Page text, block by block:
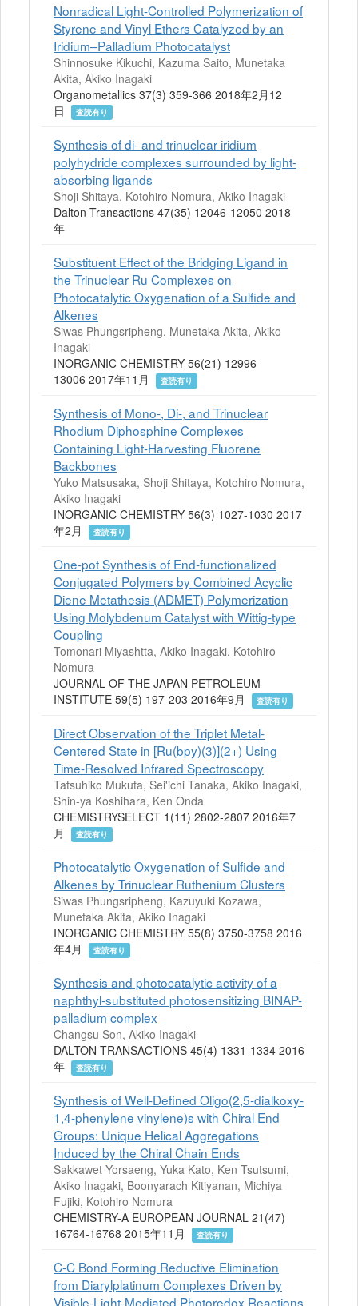
Nonradical Light-Controlled Polymerization of
Styrene and Vinyl Ethers Catalyzed by an
Iridium–Palladium Photocatalyst
Shinnosuke Kikuchi, Kazuma Saito, Munetaka
Akita, Akiko Inagaki
Organometallics 37(3) 359-366 2018年2月12
日
査読有り
Synthesis of di- and trinuclear iridium
polyhydride complexes surrounded by light-
absorbing ligands
Shoji Shitaya, Kotohiro Nomura, Akiko Inagaki
Dalton Transactions 47(35) 12046-12050 2018
年
Substituent Effect of the Bridging Ligand in
the Trinuclear Ru Complexes on
Photocatalytic Oxygenation of a Sulfide and
Alkenes
Siwas Phungsripheng, Munetaka Akita, Akiko
Inagaki
INORGANIC CHEMISTRY 56(21) 12996-
13006 2017年11月
査読有り
Synthesis of Mono-, Di-, and Trinuclear
Rhodium Diphosphine Complexes
Containing Light-Harvesting Fluorene
Backbones
Yuko Matsusaka, Shoji Shitaya, Kotohiro Nomura,
Akiko Inagaki
INORGANIC CHEMISTRY 56(3) 1027-1030 2017
年2月
査読有り
One-pot Synthesis of End-functionalized
Conjugated Polymers by Combined Acyclic
Diene Metathesis (ADMET) Polymerization
Using Molybdenum Catalyst with Wittig-type
Coupling
Tomonari Miyashtta, Akiko Inagaki, Kotohiro
Nomura
JOURNAL OF THE JAPAN PETROLEUM
INSTITUTE 59(5) 197-203 2016年9月
査読有り
Direct Observation of the Triplet Metal-
Centered State in [Ru(bpy)(3)](2+) Using
Time-Resolved Infrared Spectroscopy
Tatsuhiko Mukuta, Sei'ichi Tanaka, Akiko Inagaki,
Shin-ya Koshihara, Ken Onda
CHEMISTRYSELECT 1(11) 2802-2807 2016年7
月
査読有り
Photocatalytic Oxygenation of Sulfide and
Alkenes by Trinuclear Ruthenium Clusters
Siwas Phungsripheng, Kazuyuki Kozawa,
Munetaka Akita, Akiko Inagaki
INORGANIC CHEMISTRY 55(8) 3750-3758 2016
年4月
査読有り
Synthesis and photocatalytic activity of a
naphthyl-substituted photosensitizing BINAP-
palladium complex
Changsu Son, Akiko Inagaki
DALTON TRANSACTIONS 45(4) 1331-1334 2016
年
査読有り
Synthesis of Well-Defined Oligo(2,5-dialkoxy-
1,4-phenylene vinylene)s with Chiral End
Groups: Unique Helical Aggregations
Induced by the Chiral Chain Ends
Sakkawet Yorsaeng, Yuka Kato, Ken Tsutsumi,
Akiko Inagaki, Boonyarach Kitiyanan, Michiya
Fujiki, Kotohiro Nomura
CHEMISTRY-A EUROPEAN JOURNAL 21(47)
16764-16768 2015年11月
査読有り
C-C Bond Forming Reductive Elimination
from Diarylplatinum Complexes Driven by
Visible-Light-Mediated Photoredox Reactions